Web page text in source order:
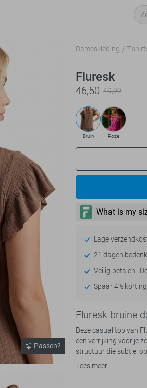
Passen?
Dameskleding T-
Fluresk
46,50 49,99
Bruin Roze
Lage
21 dagen
Veilig betalen:
Spaar 4%
Fluresk bruine
Deze casual top van
een verrijking voor je
structuur die subtiel
93% polyester en 7%
kapmouwen creëer je
Lees meer